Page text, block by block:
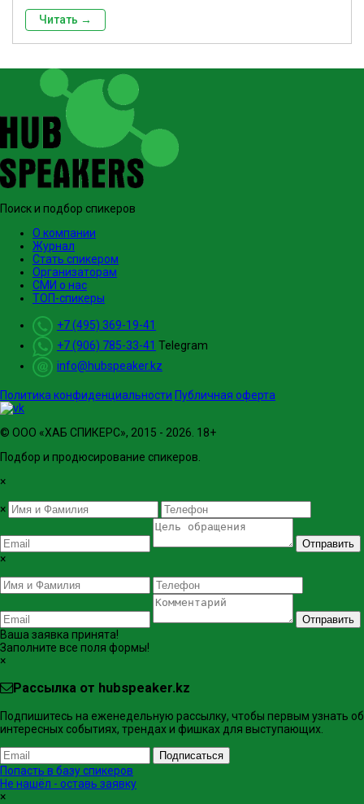
Читать →
Поиск и подбор спикеров
О компании
Журнал
Стать спикером
Организаторам
СМИ о нас
ТОП-спикеры
+7 (495) 369-19-41
+7 (906) 785-33-41 Telegram
info@hubspeaker.kz
Политика конфиденциальности Публичная оферта
© ООО «ХАБ СПИКЕРС», 2015 - 2026. 18+
Подбор и продюсирование спикеров.
×
×
Отправить
×
Отправить
Ваша заявка принята!
Заполните все поля формы!
×
Рассылка от hubspeaker.kz
Подпишитесь на еженедельную рассылку, чтобы первым узнать об
интересных событиях, трендах и фишках ​для выступающих.
Подписаться
Попасть в базу спикеров
Не нашёл - оставь заявку
×